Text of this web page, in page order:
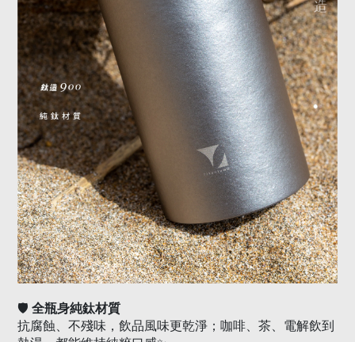
🛡️ 全瓶身純鈦材質
抗腐蝕、不殘味，飲品風味更乾淨；咖啡、茶、電解飲到